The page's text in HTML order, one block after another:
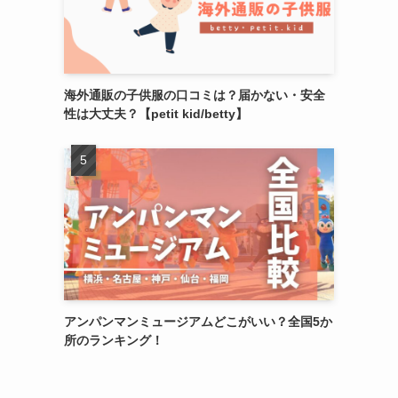
海外通販の子供服の口コミは？届かない・安全
性は大丈夫？【petit kid/betty】
アンパンマンミュージアムどこがいい？全国5か
所のランキング！